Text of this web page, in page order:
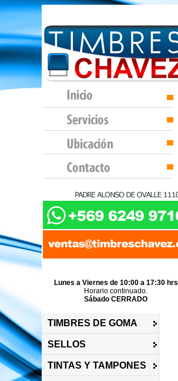
Lunes a Viernes de 10:00 a 17:30 hrs
Horario continuado.
Sábado CERRADO
TIMBRES DE GOMA
SELLOS
TINTAS Y TAMPONES